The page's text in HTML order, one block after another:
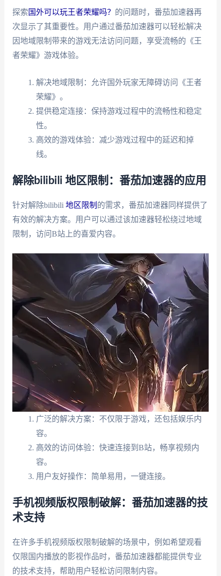
探索 国外可以玩王者荣耀吗？ 的问题时，番茄加速器再
次显示了其重要性。用户通过番茄加速器可以轻松解决
因地域限制带来的游戏无法访问问题，享受流畅的《王
者荣耀》游戏体验。
解决地域限制：允许国外玩家无障碍访问《王者
荣耀》。
提供稳定连接：保持游戏过程中的流畅性和稳定
性。
高效的游戏体验：减少游戏过程中的延迟和掉
线。
解除bilibili 地区限制：番茄加速器的应用
针对解除bilibili 地区限制 的需求，番茄加速器同样提供了
有效的解决方案。用户可以通过该加速器轻松绕过地域
限制，访问B站上的喜爱内容。
广泛的解决方案：不仅限于游戏，还包括娱乐内
容。
高效的访问体验：快速连接到B站，畅享视频内
容。
用户友好操作：简单易用，一键连接。
手机视频版权限制破解：番茄加速器的技
术支持
在许多手机视频版权限制破解的场景中，例如希望观看
仅限国内播放的影视作品时，番茄加速器都能提供专业
的技术支持，帮助用户轻松访问限制内容。